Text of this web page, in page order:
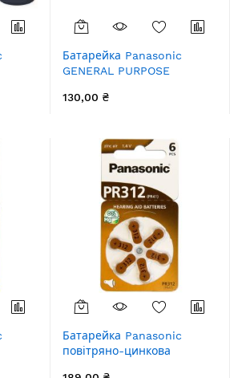
Батарейка Panasonic
GENERAL PURPOSE
плівка, 8 шт.
130,00 ₴
Батарейка Panasonic
повітряно-цинкова